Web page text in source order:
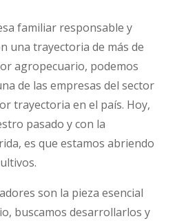
familiar responsable y
una trayectoria de más de
agropecuario, podemos
de las empresas del sector
trayectoria en el país. Hoy,
pasado y con la
es que estamos abriendo
son la pieza esencial
buscamos desarrollarlos y